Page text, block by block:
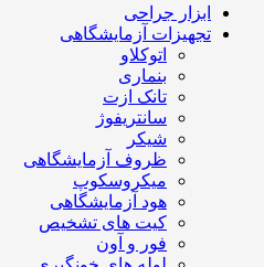
ابزار جراحی
تجهیزات آزمایشگاهی
اتوکلاو
بنماری
تانک ازت
سانتریفوژ
شیکر
ظروف آزمایشگاهی
میکروسکوپ
هود آزمایشگاهی
کیت های تشخیص
فور و آون